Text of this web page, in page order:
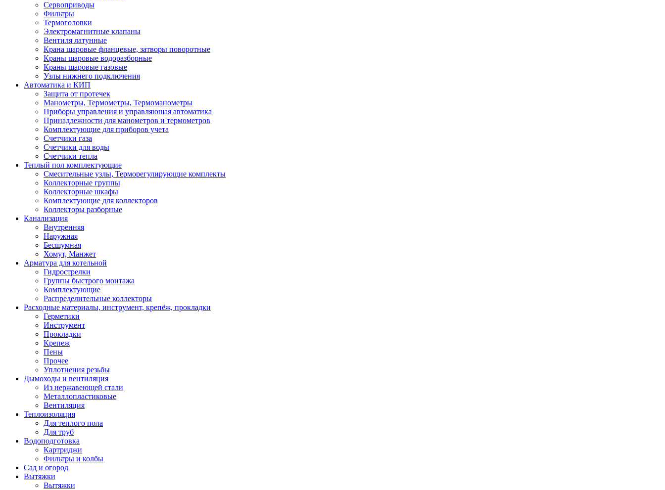
Сервоприводы
Фильтры
Термоголовки
Электромагнитные клапаны
Вентиля латунные
Крана шаровые фланцевые, затворы поворотные
Краны шаровые водоразборные
Краны шаровые газовые
Узлы нижнего подключения
Автоматика и КИП
Защита от протечек
Манометры, Термометры, Термоманометры
Приборы управления и управляющая автоматика
Принадлежности для манометров и термометров
Комплектующие для приборов учета
Счетчики газа
Счетчики для воды
Счетчики тепла
Теплый пол комплектующие
Смесительные узлы, Терморегулирующие комплекты
Коллекторные группы
Коллекторные шкафы
Комплектующие для коллекторов
Коллекторы разборные
Канализация
Внутренняя
Наружная
Бесшумная
Хомут, Манжет
Арматура для котельной
Гидрострелки
Группы быстрого монтажа
Комплектующие
Распределительные коллекторы
Расходные материалы, инструмент, крепёж, прокладки
Герметики
Инструмент
Прокладки
Крепеж
Пены
Прочее
Уплотнения резьбы
Дымоходы и вентиляция
Из нержавеющей стали
Металлопластиковые
Вентиляция
Теплоизоляция
Для теплого пола
Для труб
Водоподготовка
Картриджи
Фильтры и колбы
Сад и огород
Вытяжки
Вытяжки